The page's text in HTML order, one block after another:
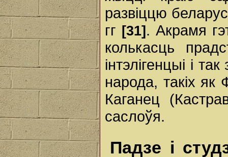
развіццю
гг [31] . Акрамя
колькасць
інтэлігенцыі і
народа, такіх як
Каганец
саслоўя.
Падзе і